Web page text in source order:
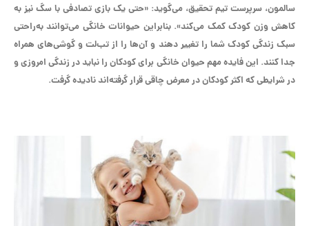
سالمون، سرپرست تیم تحقیق، می‌گوید: «حتی یک بازی تصادفی با سگ‌ نیز به
کاهش وزن کودک کمک می‌کند». بنابراین حیوانات خانگی می‌توانند به‌راحتی
سبک زندگی کودک شما را تغییر دهند و آن‌ها را از تب‌لت و گوشی‌های همراه
جدا کنند. این فایده مهم حیوان خانگی برای کودکان را نباید در زندگی امروزی و
در شرایطی که اکثر کودکان در معرض چاقی قرار گرفته‌اند نادیده گرفت.